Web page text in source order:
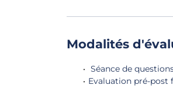
Modalités
Séance de
Evaluation pré-post